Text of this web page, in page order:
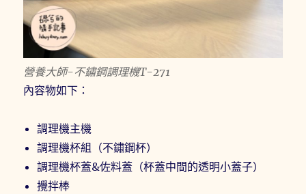
營養大師-不鏽鋼調理機T-271
內容物如下：
調理機主機
調理機杯組（不鏽鋼杯）
調理機杯蓋&佐料蓋（杯蓋中間的透明小蓋子）
攪拌棒